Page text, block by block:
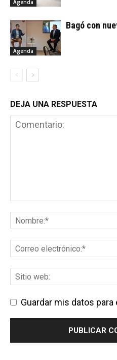
Agenda
Agenda
Bagó con
DEJA UNA RESPUESTA
Guardar mis datos